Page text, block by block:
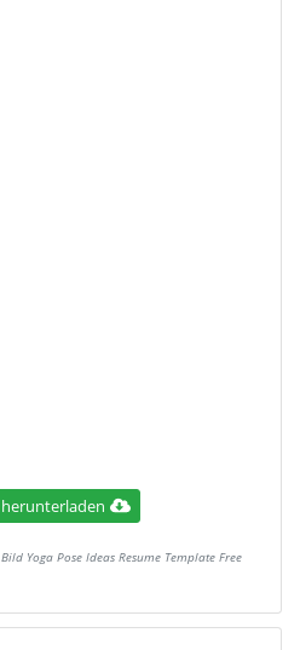
Yoga Pose Ideas Resume Template Free